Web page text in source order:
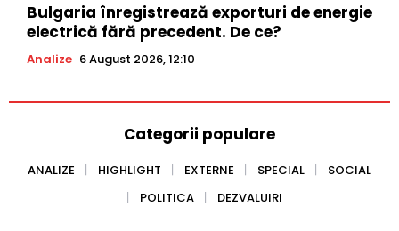
Bulgaria înregistrează exporturi de energie
electrică fără precedent. De ce?
Analize 6 August 2026, 12:10
Categorii populare
ANALIZE HIGHLIGHT EXTERNE SPECIAL
SOCIAL
POLITICA
DEZVALUIRI